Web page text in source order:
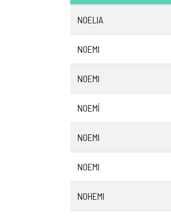
NOELIA
NOEMI
NOEMI
NOEMÍ
NOEMI
NOEMI
NOHEMI